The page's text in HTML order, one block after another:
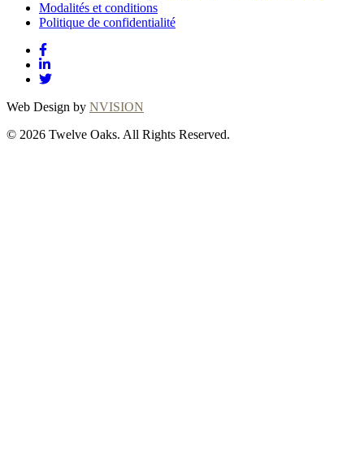
Modalités et conditions
Politique de confidentialité
Web Design by NVISION
© 2026 Twelve Oaks. All Rights Reserved.